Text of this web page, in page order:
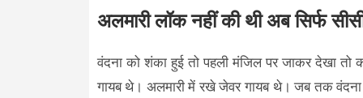
अलमारी लॉक नहीं की थी अब सिर्फ
वंदना को शंका हुई तो पहली मंजिल पर जाकर देखा
गायब थे। अलमारी में रखे जेवर गायब थे। जब तक वंदना